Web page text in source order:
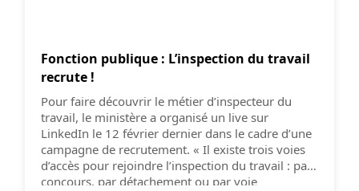
Fonction publique : L’inspection du travail
recrute !
Pour faire découvrir le métier d’inspecteur du
travail, le ministère a organisé un live sur
LinkedIn le 12 février dernier dans le cadre d’une
campagne de recrutement. « Il existe trois voies
d’accès pour rejoindre l’inspection du travail : par
concours, par détachement ou par voie